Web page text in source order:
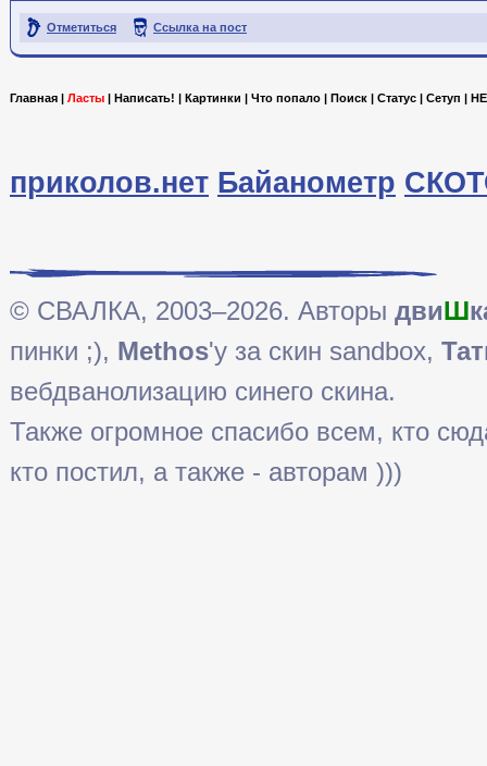
Отметиться Ссылка на пост
Главная | Ласты | Написать! | Картинки | Что попало | Поиск | Статус | Сетуп |
приколов.нет Байанометр
© СВАЛКА, 2003–2026. Авторы двиШ
пинки ;), Methos'у за скин sandbox,
вебдванолизацию синего скина.
Также огромное спасибо всем, кто
кто постил, а также - авторам )))